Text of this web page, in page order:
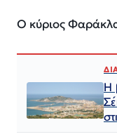
Ο κύριος
Η